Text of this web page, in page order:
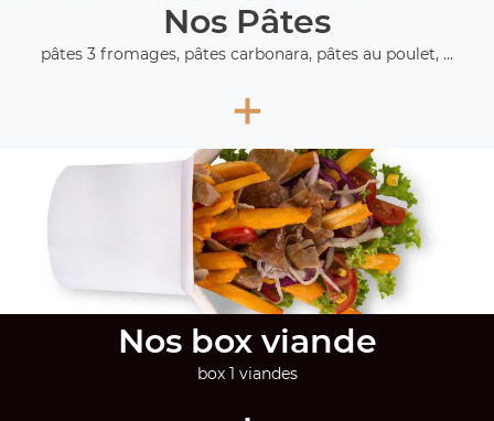
Nos Pâtes
pâtes 3 fromages, pâtes carbonara, pâtes au poulet, ...
+
Nos box viande
box 1 viandes